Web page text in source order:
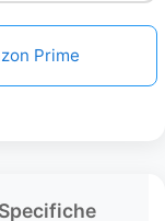
Prime